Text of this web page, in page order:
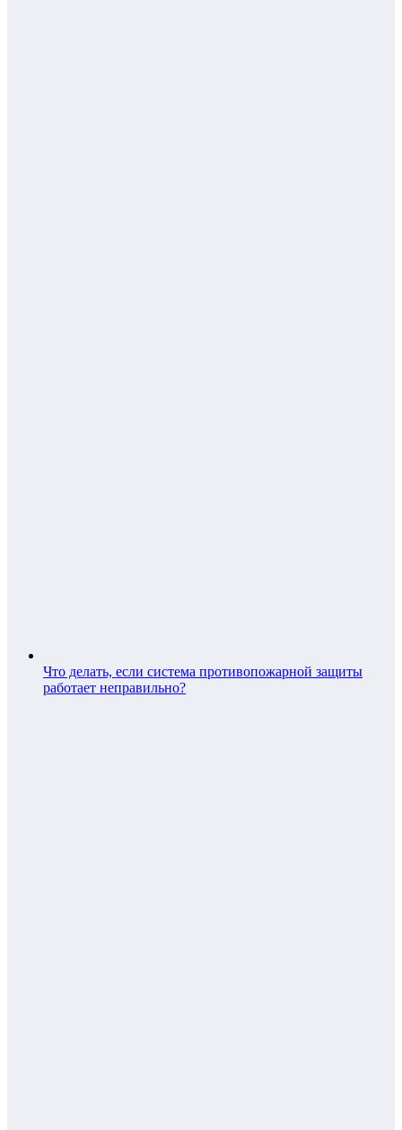
Что делать, если система противопожарной защиты
работает неправильно?